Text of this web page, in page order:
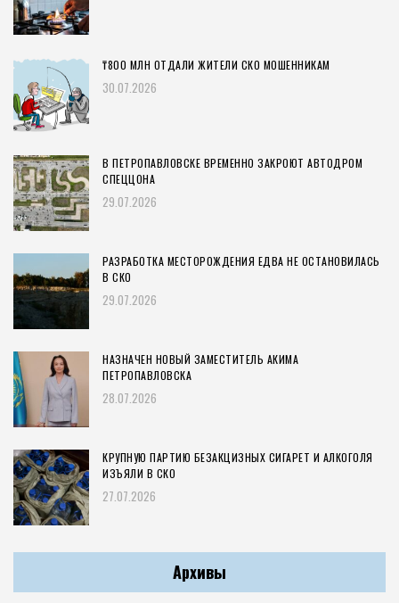
₸800 МЛН ОТДАЛИ ЖИТЕЛИ СКО МОШЕННИКАМ
30.07.2026
В ПЕТРОПАВЛОВСКЕ ВРЕМЕННО ЗАКРОЮТ АВТОДРОМ
СПЕЦЦОНА
29.07.2026
РАЗРАБОТКА МЕСТОРОЖДЕНИЯ ЕДВА НЕ ОСТАНОВИЛАСЬ
В СКО
29.07.2026
НАЗНАЧЕН НОВЫЙ ЗАМЕСТИТЕЛЬ АКИМА
ПЕТРОПАВЛОВСКА
28.07.2026
КРУПНУЮ ПАРТИЮ БЕЗАКЦИЗНЫХ СИГАРЕТ И АЛКОГОЛЯ
ИЗЪЯЛИ В СКО
27.07.2026
Архивы